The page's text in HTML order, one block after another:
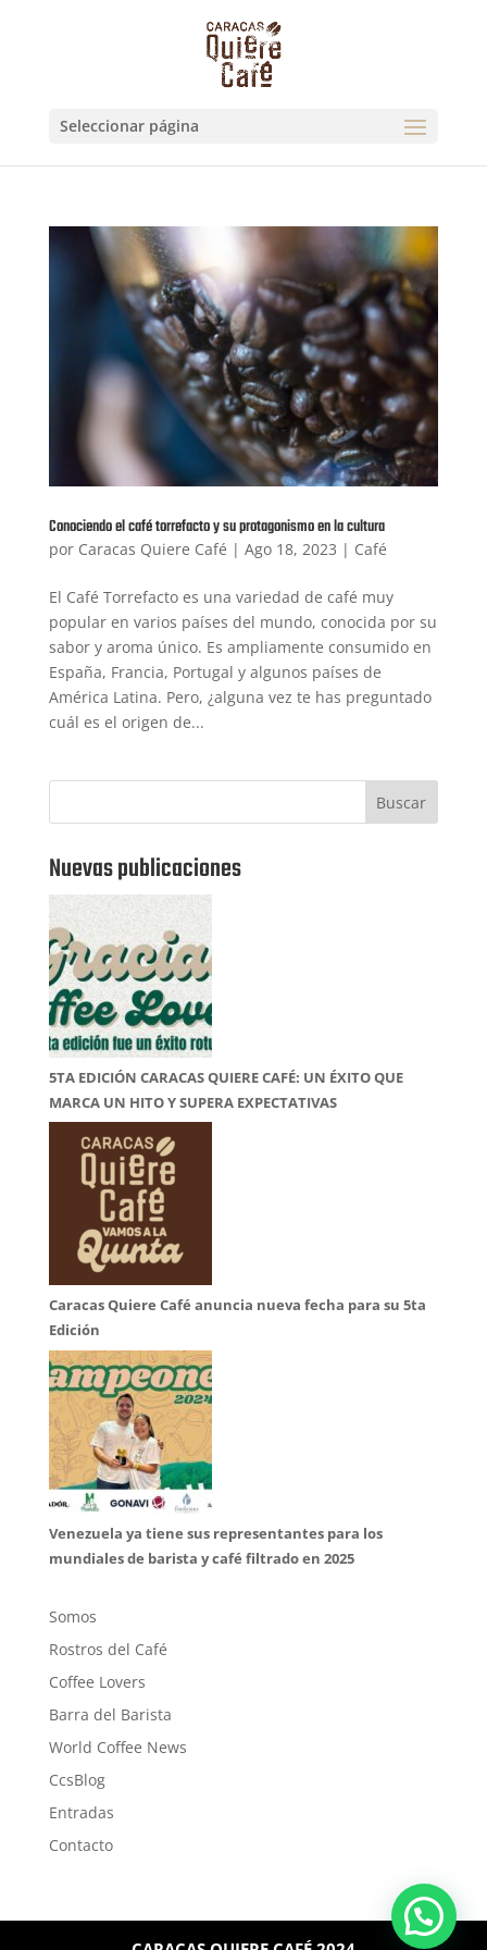
Seleccionar página
Conociendo el café torrefacto y su protagonismo en la cultura
por Caracas Quiere Café | Ago 18, 2023 | Café
El Café Torrefacto es una variedad de café muy
popular en varios países del mundo, conocida por su
sabor y aroma único. Es ampliamente consumido en
España, Francia, Portugal y algunos países de
América Latina. Pero, ¿alguna vez te has preguntado
cuál es el origen de...
Buscar
Nuevas publicaciones
5TA EDICIÓN CARACAS QUIERE CAFÉ: UN ÉXITO QUE
MARCA UN HITO Y SUPERA EXPECTATIVAS
Caracas Quiere Café anuncia nueva fecha para su 5ta
Edición
Venezuela ya tiene sus representantes para los
mundiales de barista y café filtrado en 2025
Somos
Rostros del Café
Coffee Lovers
Barra del Barista
World Coffee News
CcsBlog
Entradas
Contacto